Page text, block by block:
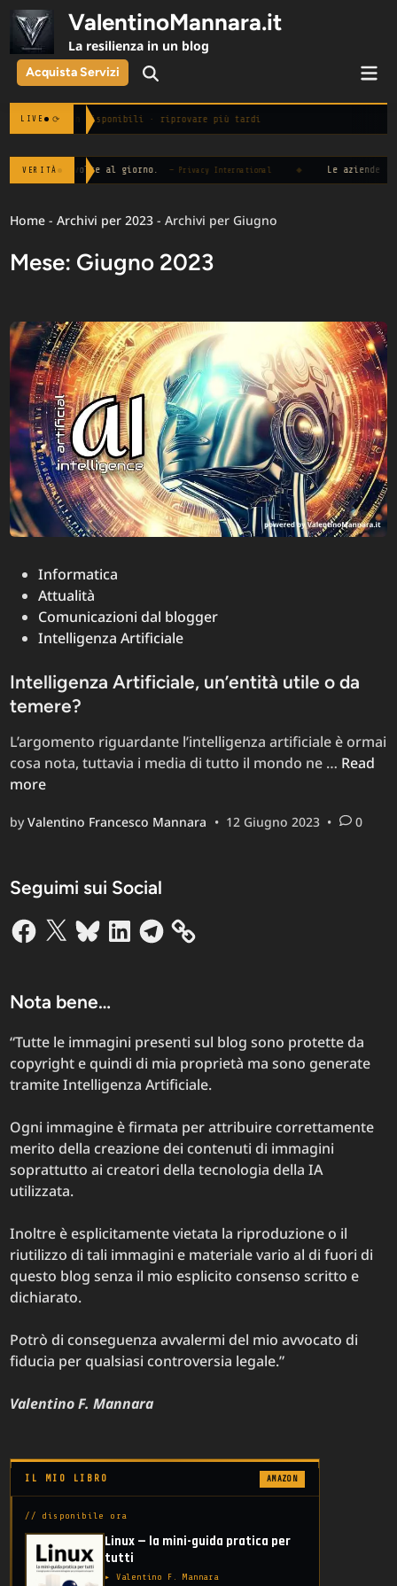
Skip
content
ValentinoMannara.it
La resilienza in un blog
Acquista Servizi Open
LIVE ⟳
Notizie non disponibili · riprovare più tardi
VERITÀ
100 volte al giorno. — Privacy International ◆ Le aziende che
Home -Archivi per 2023 -Archivi per Giugno
Mese: Giugno 2023
PostedInformatica
Attualità
Comunicazioni dal blogger
Intelligenza Artificiale
Intelligenza Artificiale, un’entità utile o da
temere?
L’argomento riguardante l’intelligenza artificiale è ormai
cosa nota, tuttavia i media di tutto il mondo ne …
utile
Read
more
byValentino Francesco Mannara • 12 Giugno 2023 • 0
Seguimi sui Social
Facebook
X BlueskyLinkedInTelegram
Nota bene…
“Tutte le immagini presenti sul blog sono protette da
copyright e quindi di mia proprietà ma sono generate
tramite Intelligenza Artificiale.
Ogni immagine è firmata per attribuire correttamente
merito della creazione dei contenuti di immagini
soprattutto ai creatori della tecnologia della IA
utilizzata.
Inoltre è esplicitamente vietata la riproduzione o il
riutilizzo di tali immagini e materiale vario al di fuori di
questo blog senza il mio esplicito consenso scritto e
dichiarato.
Potrò di conseguenza avvalermi del mio avvocato di
fiducia per qualsiasi controversia legale.”
Valentino F. Mannara
IL MIO LIBRO AMAZON
// disponibile ora
Linux — la mini-guida pratica per
tutti
▸ Valentino F. Mannara